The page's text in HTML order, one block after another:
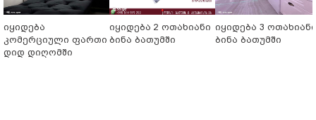
იყიდება
კომერციული ფართი
დიდ დიღომში
იყიდება 2 ოთახიანი
ბინა ბათუმში
იყიდება 3 ოთახიანი
ბინა ბათუმში